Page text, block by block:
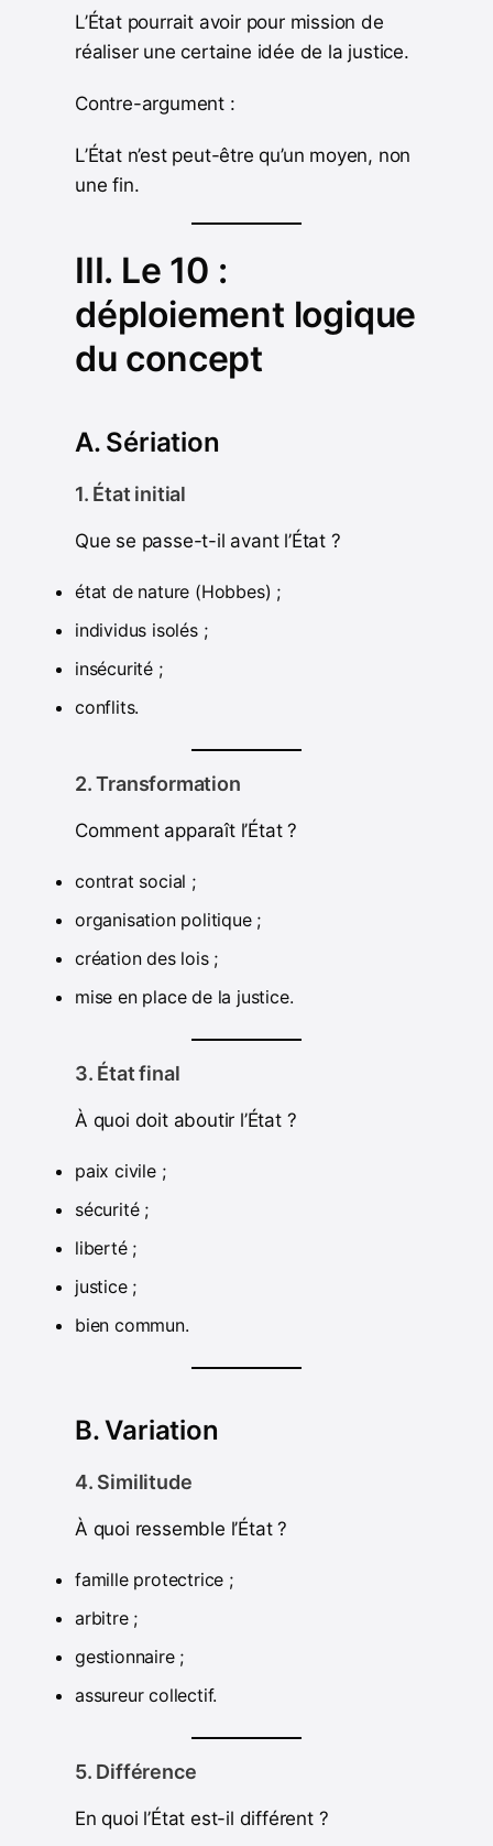
L’État pourrait avoir pour mission de
réaliser une certaine idée de la justice.
Contre-argument :
L’État n’est peut-être qu’un moyen, non
une fin.
III. Le 10 :
déploiement logique
du concept
A. Sériation
1. État initial
Que se passe-t-il avant l’État ?
état de nature (Hobbes) ;
individus isolés ;
insécurité ;
conflits.
2. Transformation
Comment apparaît l’État ?
contrat social ;
organisation politique ;
création des lois ;
mise en place de la justice.
3. État final
À quoi doit aboutir l’État ?
paix civile ;
sécurité ;
liberté ;
justice ;
bien commun.
B. Variation
4. Similitude
À quoi ressemble l’État ?
famille protectrice ;
arbitre ;
gestionnaire ;
assureur collectif.
5. Différence
En quoi l’État est-il différent ?